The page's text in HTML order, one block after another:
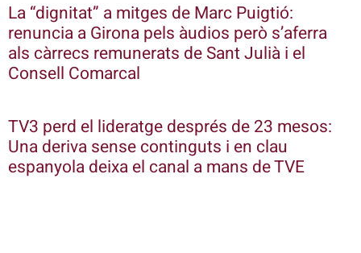
La “dignitat” a mitges de Marc Puigtió:
renuncia a Girona pels àudios però s’aferra
als càrrecs remunerats de Sant Julià i el
Consell Comarcal
TV3 perd el lideratge després de 23 mesos:
Una deriva sense continguts i en clau
espanyola deixa el canal a mans de TVE